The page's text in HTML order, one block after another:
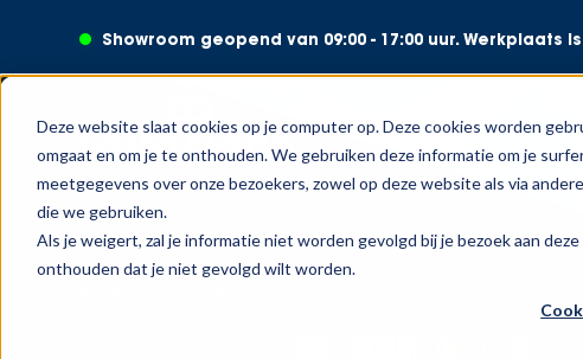
Deze website slaat cookies op je computer op. Deze cookies worden
omgaat en om je te onthouden. We gebruiken deze informatie om je
meetgegevens over onze bezoekers, zowel op deze website als via
die we gebruiken.
Als je weigert, zal je informatie niet worden gevolgd bij je bezoek aan
onthouden dat je niet gevolgd wilt worden.
Showroom geopend van 09:00 - 17:00 uur. Werkplaats